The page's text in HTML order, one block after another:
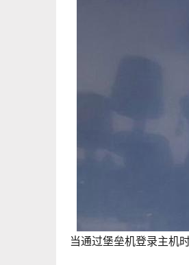
当通过堡垒机登录主机